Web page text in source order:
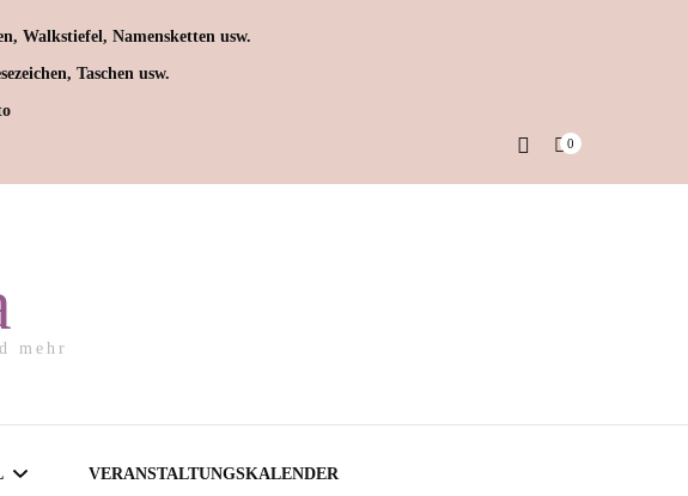
Walkstiefel, Namensketten usw.
Taschen usw.
0
mehr
VERANSTALTUNGSKALENDER